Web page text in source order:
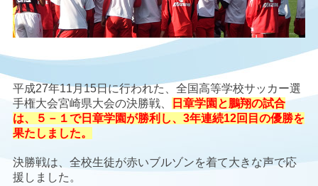
平成27年11月15日に行われた、全国高等学校サッカー選
手権大会宮崎県大会の決勝戦、
日章学園と鵬翔の試合
は、５－１で日章学園が勝利し、3年連続12回目の優勝を
果たしました。
決勝戦は、全校生徒が赤いブルゾンを着て大きな声で応
援しました。